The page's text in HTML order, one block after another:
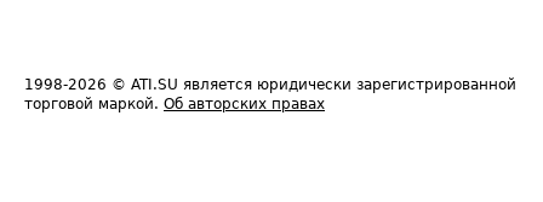
1998-2026 © ATI.SU является юридически зарегистрированной
торговой маркой. Об авторских правах